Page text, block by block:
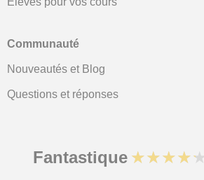
Communauté
Nouveautés et Blog
Questions et réponses
Fantastique ★★★★★